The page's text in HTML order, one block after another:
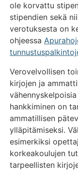
ole korvattu
stipendien sekä
verotuksesta on
ohjeessa
Verovelvollisen
kirjojen ja
hankkiminen on
ammatillisen
ylläpitämiseksi.
esimerkiksi
korkeakoulujen
tarpeellisten